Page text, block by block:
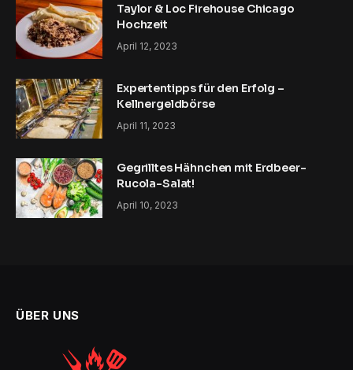
Taylor & Loc Firehouse Chicago
Hochzeit
April 12, 2023
Expertentipps für den Erfolg – ​​
Kellnergeldbörse
April 11, 2023
Gegrilltes Hähnchen mit Erdbeer-
Rucola-Salat!
April 10, 2023
ÜBER UNS